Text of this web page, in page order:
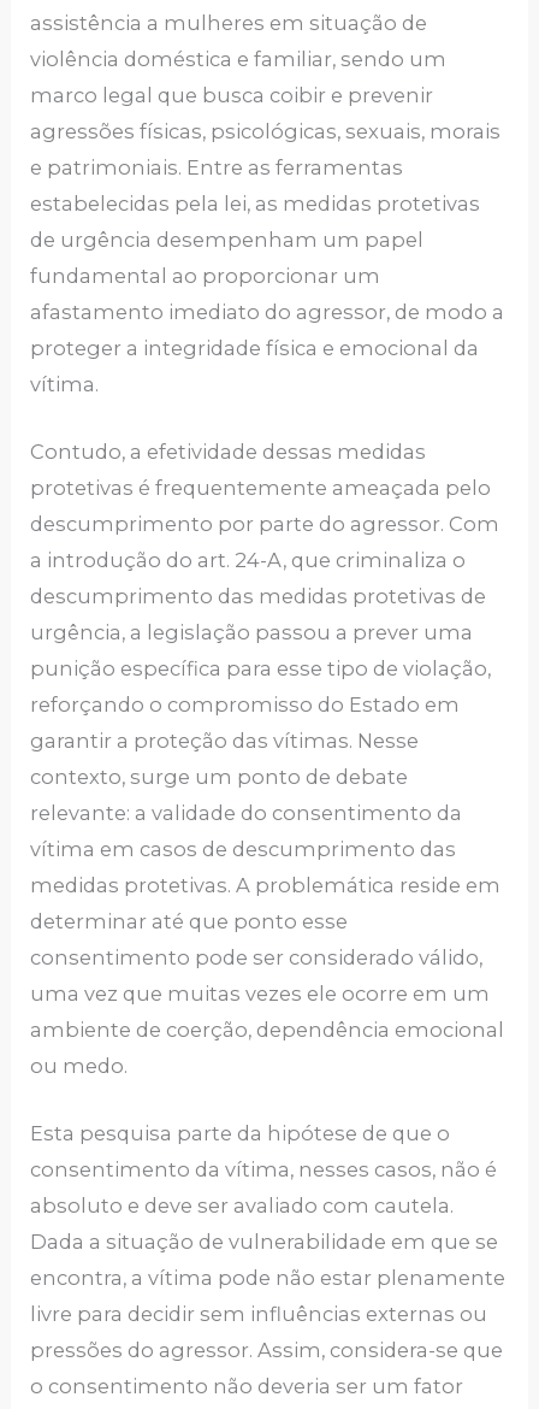
assistência a mulheres em situação de
violência doméstica e familiar, sendo um
marco legal que busca coibir e prevenir
agressões físicas, psicológicas, sexuais, morais
e patrimoniais. Entre as ferramentas
estabelecidas pela lei, as medidas protetivas
de urgência desempenham um papel
fundamental ao proporcionar um
afastamento imediato do agressor, de modo a
proteger a integridade física e emocional da
vítima.
Contudo, a efetividade dessas medidas
protetivas é frequentemente ameaçada pelo
descumprimento por parte do agressor. Com
a introdução do art. 24-A, que criminaliza o
descumprimento das medidas protetivas de
urgência, a legislação passou a prever uma
punição específica para esse tipo de violação,
reforçando o compromisso do Estado em
garantir a proteção das vítimas. Nesse
contexto, surge um ponto de debate
relevante: a validade do consentimento da
vítima em casos de descumprimento das
medidas protetivas. A problemática reside em
determinar até que ponto esse
consentimento pode ser considerado válido,
uma vez que muitas vezes ele ocorre em um
ambiente de coerção, dependência emocional
ou medo.
Esta pesquisa parte da hipótese de que o
consentimento da vítima, nesses casos, não é
absoluto e deve ser avaliado com cautela.
Dada a situação de vulnerabilidade em que se
encontra, a vítima pode não estar plenamente
livre para decidir sem influências externas ou
pressões do agressor. Assim, considera-se que
o consentimento não deveria ser um fator